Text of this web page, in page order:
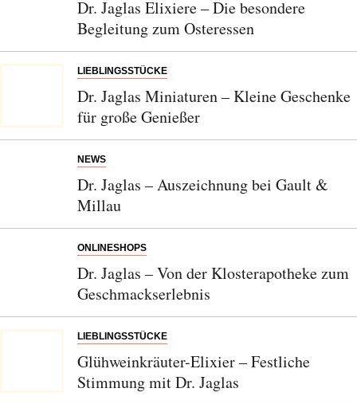
Dr. Jaglas Elixiere – Die besondere
Begleitung zum Osteressen
LIEBLINGSSTÜCKE
Dr. Jaglas Miniaturen – Kleine Geschenke
für große Genießer
NEWS
Dr. Jaglas – Auszeichnung bei Gault &
Millau
ONLINESHOPS
Dr. Jaglas – Von der Klosterapotheke zum
Geschmackserlebnis
LIEBLINGSSTÜCKE
Glühweinkräuter-Elixier – Festliche
Stimmung mit Dr. Jaglas